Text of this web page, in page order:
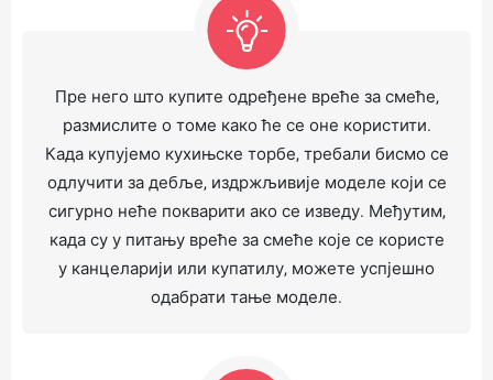
Пре него што купите одређене вреће за смеће,
размислите о томе како ће се оне користити.
Када купујемо кухињске торбе, требали бисмо се
одлучити за дебље, издржљивије моделе који се
сигурно неће покварити ако се изведу. Међутим,
када су у питању вреће за смеће које се користе
у канцеларији или купатилу, можете успјешно
одабрати тање моделе.